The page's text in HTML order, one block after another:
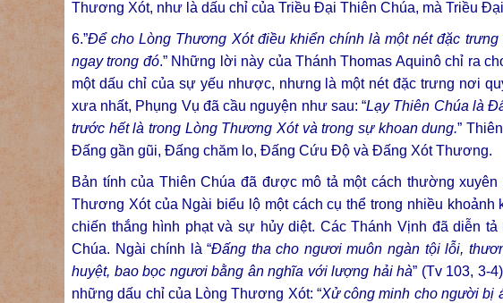
Thương Xót, như là dấu chỉ của Triều Đại Thiên Chúa, mà Triều
6.”Để cho Lòng Thương Xót điều khiển chính là một nét đặc
ngay trong đó.” Những lời này của Thánh Thomas Aquinô chỉ ra
một dấu chỉ của sự yếu nhược, nhưng là một nét đặc trưng nơi
xưa nhất, Phụng Vụ đã cầu nguyện như sau: “Lạy Thiên Chúa là
trước hết là trong Lòng Thương Xót và trong sự khoan dung.”
Đấng gần gũi, Đấng chăm lo, Đấng Cứu Độ và Đấng Xót Thương.
Bản tính của Thiên Chúa đã được mô tả một cách thường
Thương Xót của Ngài biểu lộ một cách cụ thể trong nhiều
chiến thắng hình phạt và sự hủy diệt. Các Thánh Vịnh đã diễn
Chúa. Ngài chính là “Đấng tha cho ngươi muôn ngàn tội lỗi,
huyệt, bao bọc ngươi bằng ân nghĩa với lượng hải hà” (Tv 103, 3-
những dấu chỉ của Lòng Thương Xót: “Xử công minh cho người bị